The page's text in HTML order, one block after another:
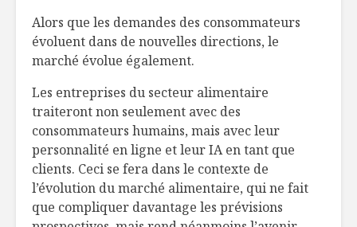
Alors que les demandes des consommateurs
évoluent dans de nouvelles directions, le
marché évolue également.
Les entreprises du secteur alimentaire
traiteront non seulement avec des
consommateurs humains, mais avec leur
personnalité en ligne et leur IA en tant que
clients. Ceci se fera dans le contexte de
l’évolution du marché alimentaire, qui ne fait
que compliquer davantage les prévisions